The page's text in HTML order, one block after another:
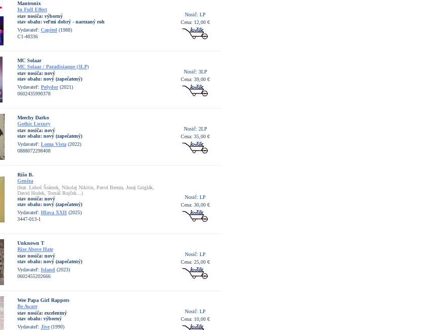
Mantronix
In Full Effect
stav nosiča: výborný
stav obalu: veľmi dobrý - narezaný roh
Vydavateľ: Capitol (1988)
C1-48336
Nosič: LP
Cena: 12,00 €
MC Solaar
MC Solaar / Paradisiaque (3LP)
stav nosiča: nový
stav obalu: nový (zapečatený)
Vydavateľ: Polydor(2021)
0602435990378
Nosič: 3LP
Cena: 39,00 €
Meechy Darko
Gothic Luxury
stav nosiča: nový
stav obalu: nový (zapečatený)
Vydavateľ: Loma Vista (2022)
0888072298408
Nosič: 2LP
Cena: 35,00 €
Rišo B.
Genéza
(feat. Luboš Šrámek, Nikolaj Nikitin, Pavol Bereza, Juraj Griglák,
David Hodek, Tomáš Rojček...)
stav nosiča: nový
stav obalu: nový (zapečatený)
Vydavateľ: Hlava XXII (2025)
3447-013-1
Nosič: LP
Cena: 30,00 €
Unknown T
Rise Above Hate
stav nosiča: nový
stav obalu: nový (zapečatený)
Vydavateľ: Island (2023)
0602455202666
Nosič: LP
Cena: 25,00 €
Wee Papa Girl Rappers
Be Aware
stav nosiča: excelentný
stav obalu: výborný
Vydavateľ: Jive (1990)
Nosič: LP
Cena: 10,00 €